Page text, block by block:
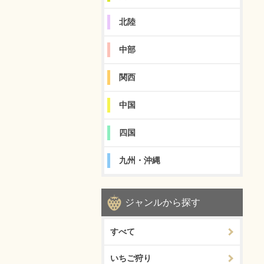
北陸
中部
関西
中国
四国
九州・沖縄
ジャンルから探す
すべて
いちご狩り